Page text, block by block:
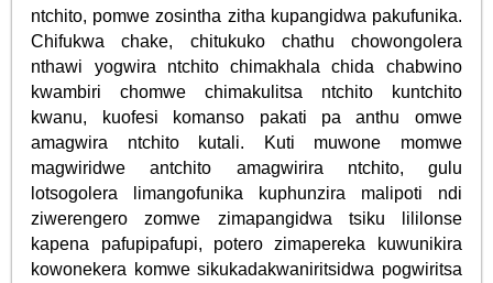
ntchito, pomwe zosintha zitha kupangidwa pakufunika.
Chifukwa chake, chitukuko chathu chowongolera
nthawi yogwira ntchito chimakhala chida chabwino
kwambiri chomwe chimakulitsa ntchito kuntchito
kwanu, kuofesi komanso pakati pa anthu omwe
amagwira ntchito kutali. Kuti muwone momwe
magwiridwe antchito amagwirira ntchito, gulu
lotsogolera limangofunika kuphunzira malipoti ndi
ziwerengero zomwe zimapangidwa tsiku lililonse
kapena pafupipafupi, potero zimapereka kuwunikira
kowonekera komwe sikukadakwaniritsidwa pogwiritsa